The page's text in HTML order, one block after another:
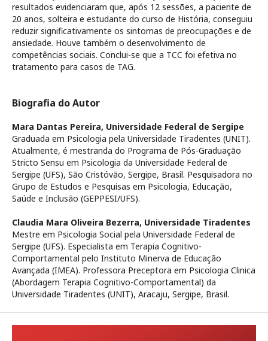
resultados evidenciaram que, após 12 sessões, a paciente de
20 anos, solteira e estudante do curso de História, conseguiu
reduzir significativamente os sintomas de preocupações e de
ansiedade. Houve também o desenvolvimento de
competências sociais. Conclui-se que a TCC foi efetiva no
tratamento para casos de TAG.
Biografia do Autor
Mara Dantas Pereira, Universidade Federal de Sergipe
Graduada em Psicologia pela Universidade Tiradentes (UNIT).
Atualmente, é mestranda do Programa de Pós-Graduação
Stricto Sensu em Psicologia da Universidade Federal de
Sergipe (UFS), São Cristóvão, Sergipe, Brasil. Pesquisadora no
Grupo de Estudos e Pesquisas em Psicologia, Educação,
Saúde e Inclusão (GEPPESI/UFS).
Claudia Mara Oliveira Bezerra, Universidade Tiradentes
Mestre em Psicologia Social pela Universidade Federal de
Sergipe (UFS). Especialista em Terapia Cognitivo-
Comportamental pelo Instituto Minerva de Educação
Avançada (IMEA). Professora Preceptora em Psicologia Clinica
(Abordagem Terapia Cognitivo-Comportamental) da
Universidade Tiradentes (UNIT), Aracaju, Sergipe, Brasil.